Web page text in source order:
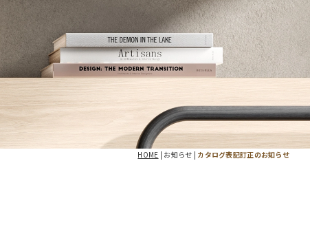
HOME | お知らせ | カタログ表記訂正のお知らせ